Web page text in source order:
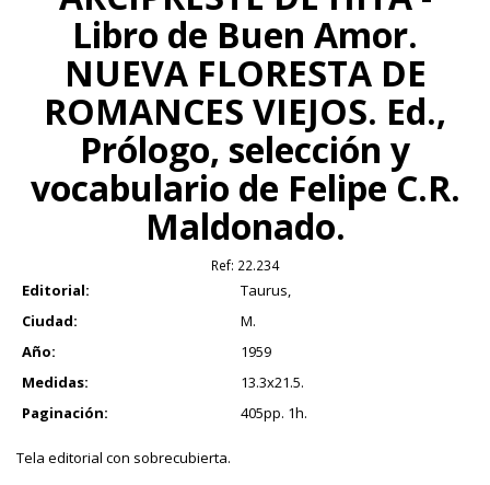
Libro de Buen Amor.
NUEVA FLORESTA DE
ROMANCES VIEJOS. Ed.,
Prólogo, selección y
vocabulario de Felipe C.R.
Maldonado.
Ref: 22.234
Editorial:
Taurus,
Ciudad:
M.
Año:
1959
Medidas:
13.3x21.5.
Paginación:
405pp. 1h.
Tela editorial con sobrecubierta.